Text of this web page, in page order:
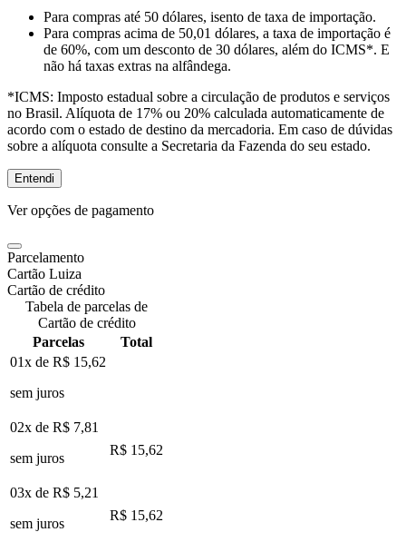
Para compras até 50 dólares, isento de taxa de importação.
Para compras acima de 50,01 dólares, a taxa de importação é
de 60%, com um desconto de 30 dólares, além do ICMS*. E
não há taxas extras na alfândega.
*ICMS: Imposto estadual sobre a circulação de produtos e serviços
no Brasil. Alíquota de 17% ou 20% calculada automaticamente de
acordo com o estado de destino da mercadoria. Em caso de dúvidas
sobre a alíquota consulte a Secretaria da Fazenda do seu estado.
Entendi
Ver opções de pagamento
Parcelamento
Cartão Luiza
Cartão de crédito
Tabela de parcelas de
Cartão de crédito
Parcelas
Total
01x de R$ 15,62
sem juros
02x de R$ 7,81
sem juros
R$ 15,62
03x de R$ 5,21
sem juros
R$ 15,62